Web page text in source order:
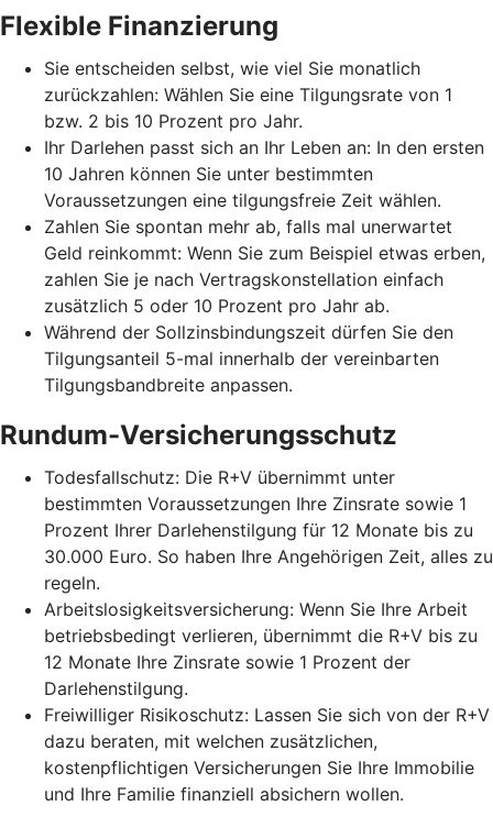
Flexible Finanzierung
Sie entscheiden selbst, wie viel Sie monatlich
zurückzahlen: Wählen Sie eine Tilgungsrate von 1
bzw. 2 bis 10 Prozent pro Jahr.
Ihr Darlehen passt sich an Ihr Leben an: In den ersten
10 Jahren können Sie unter bestimmten
Voraussetzungen eine tilgungsfreie Zeit wählen.
Zahlen Sie spontan mehr ab, falls mal unerwartet
Geld reinkommt: Wenn Sie zum Beispiel etwas erben,
zahlen Sie je nach Vertragskonstellation einfach
zusätzlich 5 oder 10 Prozent pro Jahr ab.
Während der Sollzinsbindungszeit dürfen Sie den
Tilgungsanteil 5-mal innerhalb der vereinbarten
Tilgungsbandbreite anpassen.
Rundum-Versicherungsschutz
Todesfallschutz: Die R+V übernimmt unter
bestimmten Voraussetzungen Ihre Zinsrate sowie 1
Prozent Ihrer Darlehenstilgung für 12 Monate bis zu
30.000 Euro. So haben Ihre Angehörigen Zeit, alles zu
regeln.
Arbeitslosigkeitsversicherung: Wenn Sie Ihre Arbeit
betriebsbedingt verlieren, übernimmt die R+V bis zu
12 Monate Ihre Zinsrate sowie 1 Prozent der
Darlehenstilgung.
Freiwilliger Risikoschutz: Lassen Sie sich von der R+V
dazu beraten, mit welchen zusätzlichen,
kostenpflichtigen Versicherungen Sie Ihre Immobilie
und Ihre Familie finanziell absichern wollen.